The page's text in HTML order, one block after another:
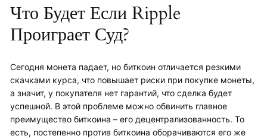
Что Будет Если Ripple
Проиграет Суд?
Сегодня монета падает, но биткоин отличается резкими
скачками курса, что повышает риски при покупке монеты,
а значит, у покупателя нет гарантий, что сделка будет
успешной. В этой проблеме можно обвинить главное
преимущество биткоина – его децентрализованность. То
есть, постепенно против биткоина оборачиваются его же